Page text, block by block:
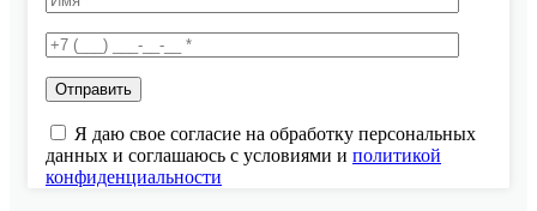
Я даю свое согласие на обработку персональных
данных и соглашаюсь с условиями и политикой
конфиденциальности